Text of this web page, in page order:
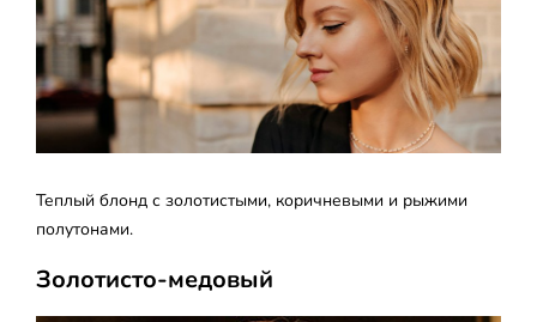
Теплый блонд с золотистыми, коричневыми и рыжими
полутонами.
Золотисто-медовый